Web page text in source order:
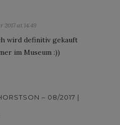
2017 at 14:49
wird definitiv gekauft
im Museum :))
– 08/2017 |